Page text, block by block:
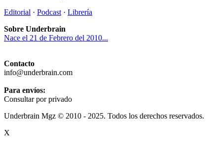
Editorial · Podcast · Librería
Sobre Underbrain
Nace el 21 de Febrero del 2010...
Contacto
info@underbrain.com
Para envíos:
Consultar por privado
Underbrain Mgz © 2010 - 2025. Todos los derechos reservados.
X